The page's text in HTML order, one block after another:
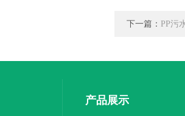
下一篇： PP污
产品展示